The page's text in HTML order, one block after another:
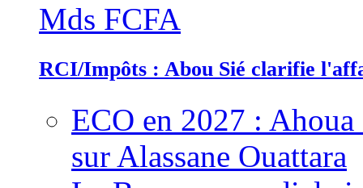
RCI/Impôts : Abou Sié clarifie
ECO en 2027 :
sur Alassane Ouattara